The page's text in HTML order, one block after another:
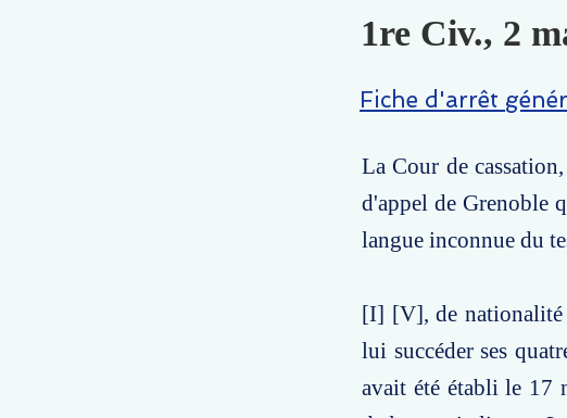
1re Civ., 2
Fiche d'arrêt
La Cour de
d'appel de Grenoble
langue inconnue du
[I] [V], de nationalité
lui succéder ses
avait été établi le 17